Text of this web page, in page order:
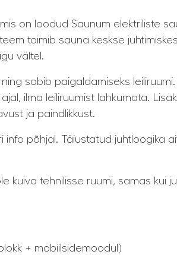
on loodud Saunum elektriliste
toimib sauna keskse
vältel.
sobib paigaldamiseks
ilma leiliruumist lahkumata.
ja paindlikkust.
põhjal. Täiustatud juhtloogika
kuiva tehnilisse ruumi, samas kui
+ mobiilsidemoodul)